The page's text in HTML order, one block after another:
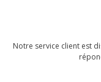
Notre service client est